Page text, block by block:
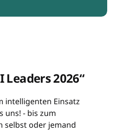
Leaders 2026“
intelligenten Einsatz
uns! - bis zum
selbst oder jemand